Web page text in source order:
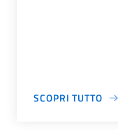
SCOPRI TUTTO